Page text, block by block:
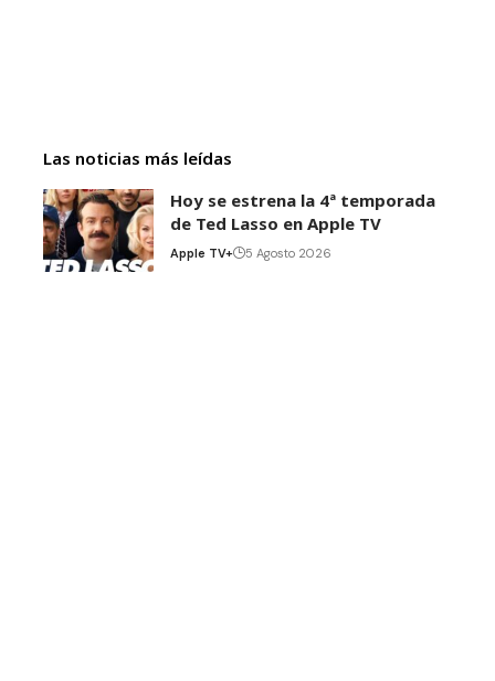
Las noticias más leídas
Hoy se estrena la 4ª temporada
de Ted Lasso en Apple TV
Apple TV+ 5 Agosto 2026